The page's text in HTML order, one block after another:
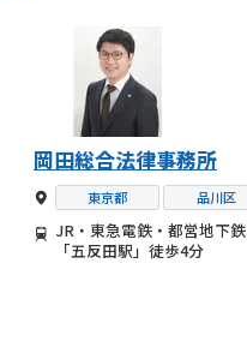
岡田総合法律事務所
東京都 品川区
JR・東急電鉄・都営地下鉄
「五反田駅」徒歩4分